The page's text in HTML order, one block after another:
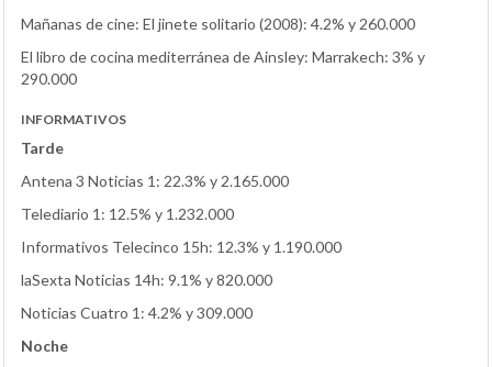
Mañanas de cine: El jinete solitario (2008): 4.2% y 260.000
El libro de cocina mediterránea de Ainsley: Marrakech: 3% y
290.000
INFORMATIVOS
Tarde
Antena 3 Noticias 1: 22.3% y 2.165.000
Telediario 1: 12.5% y 1.232.000
Informativos Telecinco 15h: 12.3% y 1.190.000
laSexta Noticias 14h: 9.1% y 820.000
Noticias Cuatro 1: 4.2% y 309.000
Noche